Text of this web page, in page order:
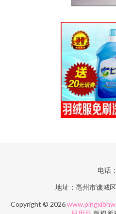
电话
地址：亳州市谯城
Copyright © 2026